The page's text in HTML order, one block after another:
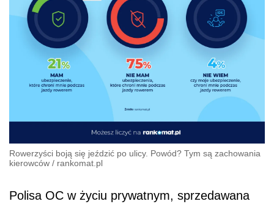
Rowerzyści boją się jeździć po ulicy. Powód? Tym są zachowania
kierowców / rankomat.pl
Polisa OC w życiu prywatnym, sprzedawana